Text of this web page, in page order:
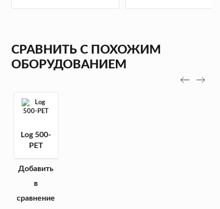
СРАВНИТЬ С ПОХОЖИМ
ОБОРУДОВАНИЕМ
Log 500-
PET
Добавить
в
сравнение